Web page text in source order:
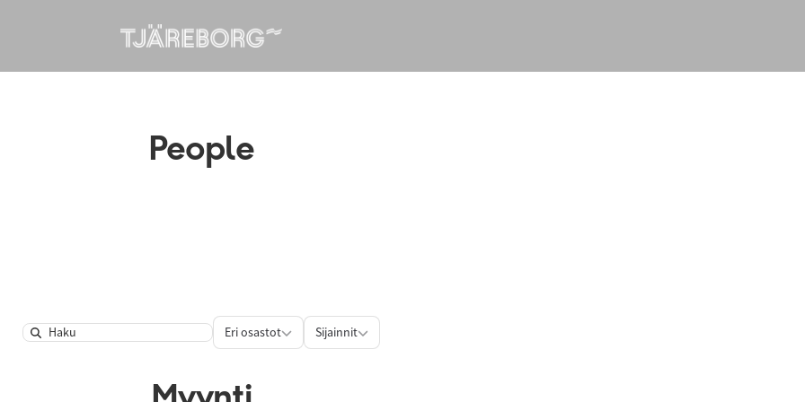
People
Search
Eri osastot
Eri osastot Sijainnit
Sijainnit